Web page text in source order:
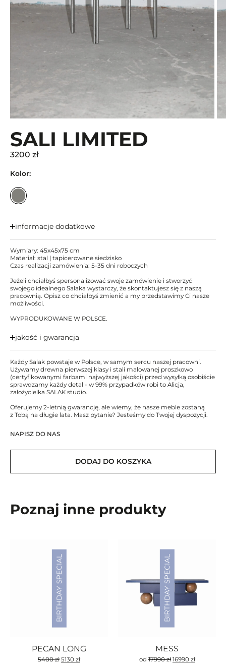
SALI LIMITED
3200 zł
Kolor:
informacje dodatkowe
Wymiary: 45x45x75 cm
Materiał: stal | tapicerowane siedzisko
Czas realizacji zamówienia: 5-35 dni roboczych
Jeżeli chciałbyś spersonalizować swoje zamówienie i stworzyć
swojego idealnego Salaka wystarczy, że skontaktujesz się z naszą
pracownią. Opisz co chciałbyś zmienić a my przedstawimy Ci nasze
możliwości.
WYPRODUKOWANE W POLSCE.
jakość i gwarancja
Każdy Salak powstaje w Polsce, w samym sercu naszej pracowni.
Używamy drewna pierwszej klasy i stali malowanej proszkowo
(certyfikowanymi farbami najwyższej jakości) przed wysyłką osobiście
sprawdzamy każdy detal - w 99% przypadków robi to Alicja,
założycielka SALAK studio.
Oferujemy 2-letnią gwarancję, ale wiemy, że nasze meble zostaną
z Tobą na długie lata. Masz pytanie? Jesteśmy do Twojej dyspozycji.
NAPISZ DO NAS
DODAJ DO KOSZYKA
Poznaj inne produkty
BIRTHDAY SPECIAL
PECAN LONG
5400zł Pierwotna
5130 złAktualna
BIRTHDAY SPECIAL
MESS
od 17990zł Pierwotna
16990 złAktualna